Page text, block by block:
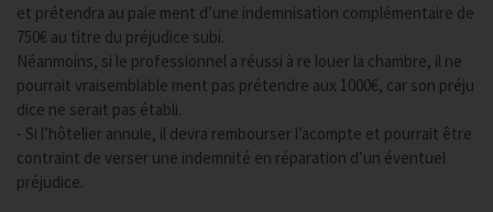
et prétendra au paie ment d’une indemnisation complémentaire de
750€ au titre du préjudice subi.
Néanmoins, si le professionnel a réussi à re louer la chambre, il ne
pourrait vraisemblable ment pas prétendre aux 1000€, car son préju
dice ne serait pas établi.
- Si l’hôtelier annule, il devra rembourser l’acompte et pourrait être
contraint de verser une indemnité en réparation d’un éventuel
préjudice.